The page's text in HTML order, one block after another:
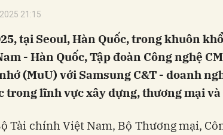
21:15
tại Seoul, Hàn Quốc, trong khuôn
- Hàn Quốc, Tập đoàn Công nghệ
(MuU) với Samsung C&T - doanh
trong lĩnh vực xây dựng, thương mại
Tài chính Việt Nam, Bộ Thương mại,